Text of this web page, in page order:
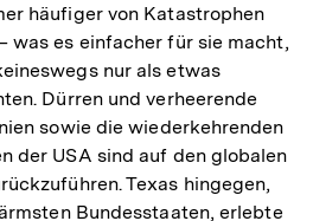
häufiger von Katastrophen
was es einfacher für sie macht,
nur als etwas
Dürren und verheerende
sowie die wiederkehrenden
der USA sind auf den globalen
Texas hingegen,
Bundesstaaten, erlebte